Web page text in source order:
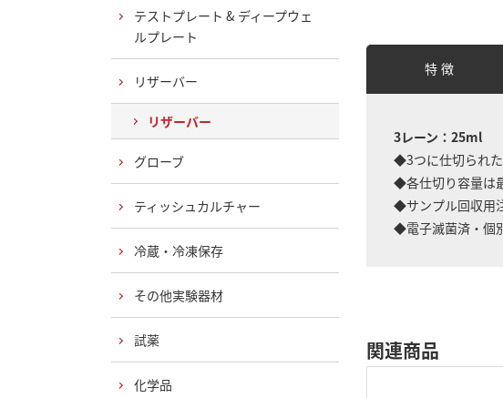
特 徴
3レーン：25ml
◆3つに仕切られた
◆各仕切り容量は
◆サンプル回収用
◆電子滅菌済・個
関連商品
テストプレート & ディープウェ
ルプレート
リザーバー
リザーバー
グローブ
ティッシュカルチャー
冷蔵・冷凍保存
その他実験器材
試薬
化学品